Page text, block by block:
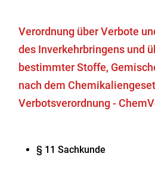
Verordnung über Verbote
des Inverkehrbringens und
bestimmter Stoffe,
nach dem
Verbotsverordnung -
§ 11 Sachkunde